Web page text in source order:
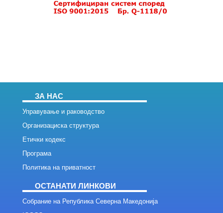
ЗА НАС
Управување и раководство
Организациска структура
Етички кодекс
Програма
Политика на приватност
ОСТАНАТИ ЛИНКОВИ
Собрание на Република Северна Македонија